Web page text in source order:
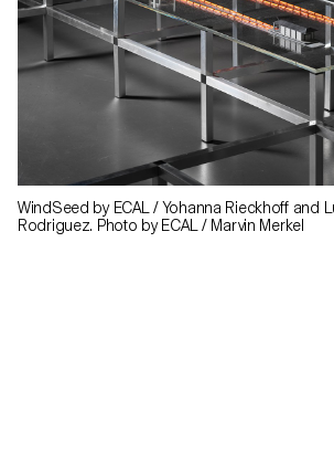
WindSeed by ECAL / Yohanna Rieckhoff and
Rodriguez. Photo by ECAL / Marvin Merkel